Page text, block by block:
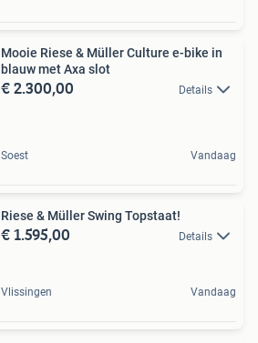
Mooie Riese & Müller Culture e-bike in
blauw met Axa slot
€ 2.300,00 Details
Soest Vandaag
Riese & Müller Swing Topstaat!
€ 1.595,00 Details
Vlissingen Vandaag